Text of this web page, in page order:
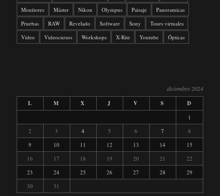
Monitores
Máster Nikon Olympus Paisaje
Panoramicas
Pruebas
RAW Revelado Software Sony
Tours virtuales
Video
Videocursos Workshops X-Rite Youtube Ópticas
diciembre 2024
L
M X J V S D
1
2
3 4 5 6 7
8
9
10 11 12 13 14
15
16
17 18 19 20 21
22
23
24 25 26 27 28
29
30
31